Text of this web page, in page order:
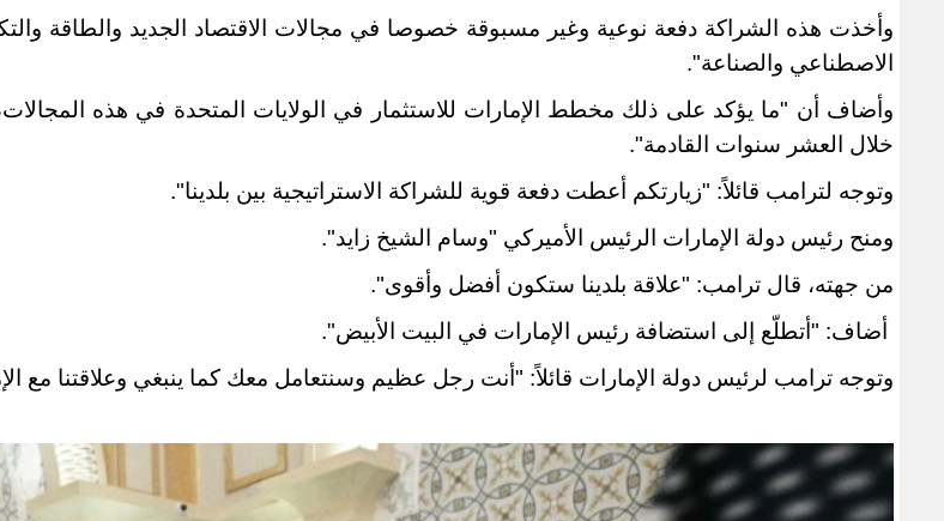
وأخذت هذه الشراكة دفعة نوعية وغير مسبوقة خصوصا في مجالات الاقتصاد الجديد والطاقة
الاصطناعي والصناعة".
خلال العشر سنوات القادمة".
وتوجه لترامب قائلاً: "زيارتكم أعطت دفعة قوية للشراكة الاستراتيجية بين بلدينا".
ومنح رئيس دولة الإمارات الرئيس الأميركي "وسام الشيخ زايد".
من جهته، قال ترامب: "علاقة بلدينا ستكون أفضل وأقوى".
أضاف: "أتطلّع إلى استضافة رئيس الإمارات في البيت الأبيض".
وتوجه ترامب لرئيس دولة الإمارات قائلاً: "أنت رجل عظيم وسنتعامل معك كما ينبغي وعلاقتنا مع